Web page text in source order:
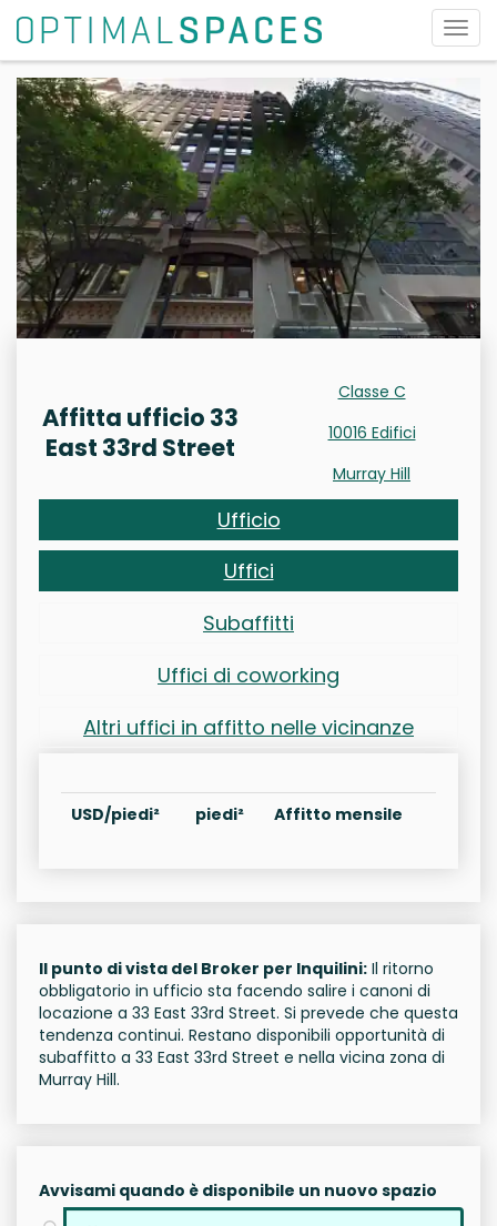
la
Affitta ufficio 33
East 33rd Street
Classe C
10016 Edifici
Murray Hill
Ufficio
Uffici
Subaffitti
Uffici di coworking
Altri uffici in affitto nelle vicinanze
USD/piedi² piedi² Affitto mensile
Il punto di vista del Broker per Inquilini: Il ritorno
obbligatorio in ufficio sta facendo salire i canoni di
locazione a 33 East 33rd Street. Si prevede che questa
tendenza continui. Restano disponibili opportunità di
subaffitto a 33 East 33rd Street e nella vicina zona di
Murray Hill.
Avvisami quando è disponibile un nuovo spazio